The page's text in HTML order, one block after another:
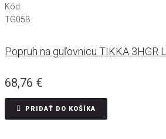
Kód:
TG05B
Popruh na guľovnicu TIKKA 3HGR
68,76 €
PRIDAŤ DO KOŠÍKA